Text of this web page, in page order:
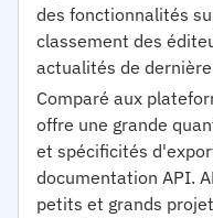
des fonctionnalités
classement des
actualités de
Comparé aux
offre une grande
et spécificités
documentation API.
petits et grands